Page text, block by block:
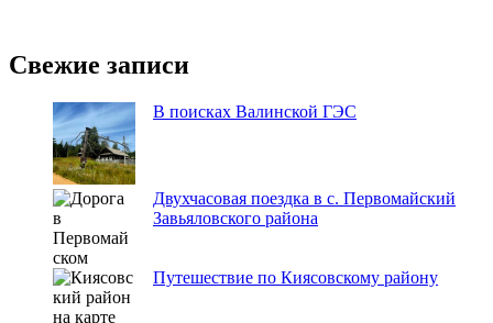
Свежие записи
В поисках Валинской ГЭС
Двухчасовая поездка в с. Первомайский
Завьяловского района
Путешествие по Киясовскому району